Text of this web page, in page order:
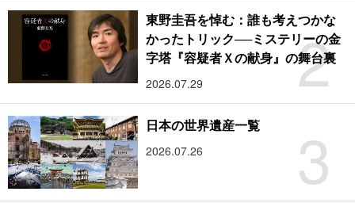
2
東野圭吾を悼む：誰も考えつかな
かったトリック──ミステリーの金
字塔『容疑者Ｘの献身』の舞台裏
2026.07.29
3
日本の世界遺産一覧
2026.07.26